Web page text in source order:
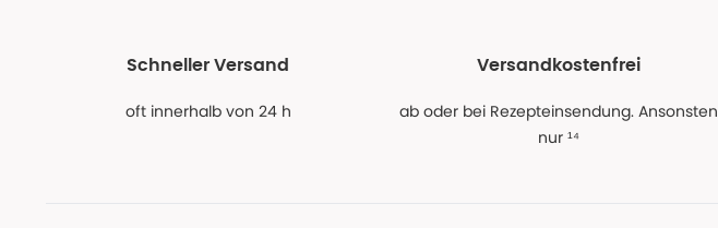
Schneller Versand
oft innerhalb von 24 h
Versandkostenfrei
ab oder bei Rezepteinsendung. Ansonsten
nur ¹⁴